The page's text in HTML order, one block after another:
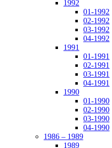
1992
01-1992
02-1992
03-1992
04-1992
1991
01-1991
02-1991
03-1991
04-1991
1990
01-1990
02-1990
03-1990
04-1990
1986 – 1989
1989